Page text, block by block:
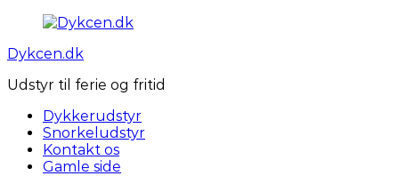
Videre
indhold
Dykcen.dk
Udstyr til ferie og fritid
Dykkerudstyr
Snorkeludstyr
Kontakt os
Gamle side